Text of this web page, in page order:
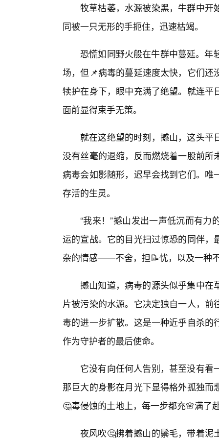
牧草枯萎，水源被染黑，牛群中开
同被一只无形的手扼住，迅速枯竭。
恐慌如同野火般在牛群中蔓延。年
场，但📌病毒的蔓延速度太快，它们
犊护在身下，眼中充满了绝望。就连
面前显得束手无策。
就在这绝望的时刻，撼山，这头
没有丝毫的退缩，反而燃烧着一股前
病毒会如影随形，迟早会找到它们。
存活的生灵。
“我来！”撼山发出一声低沉而有
运的宣战。它的目光扫过惊恐的同伴
杂的情感——不舍，担📝忧，以及一种
撼山知道，病毒的源头似乎集中在
片被污染的水源。它决定独自一人，
毒的进一步扩散。这是一种近乎自杀
作为守护者的最后使命。
它没有向任何人告别，甚至没有
那巨大的身影在月光下显得格外孤独
🤔毒侵蚀的土地上，每一步都充🌸满了
夜风吹🤔拂着撼山的鬃毛，带着泥